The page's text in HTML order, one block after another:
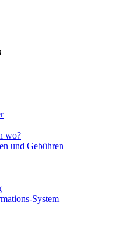
wo?
und Gebühren
System